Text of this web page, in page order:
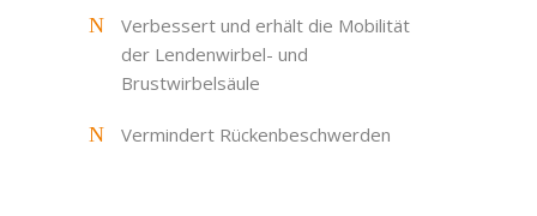
Verbessert und erhält die Mobilität
der Lendenwirbel- und
Brustwirbelsäule
Vermindert Rückenbeschwerden